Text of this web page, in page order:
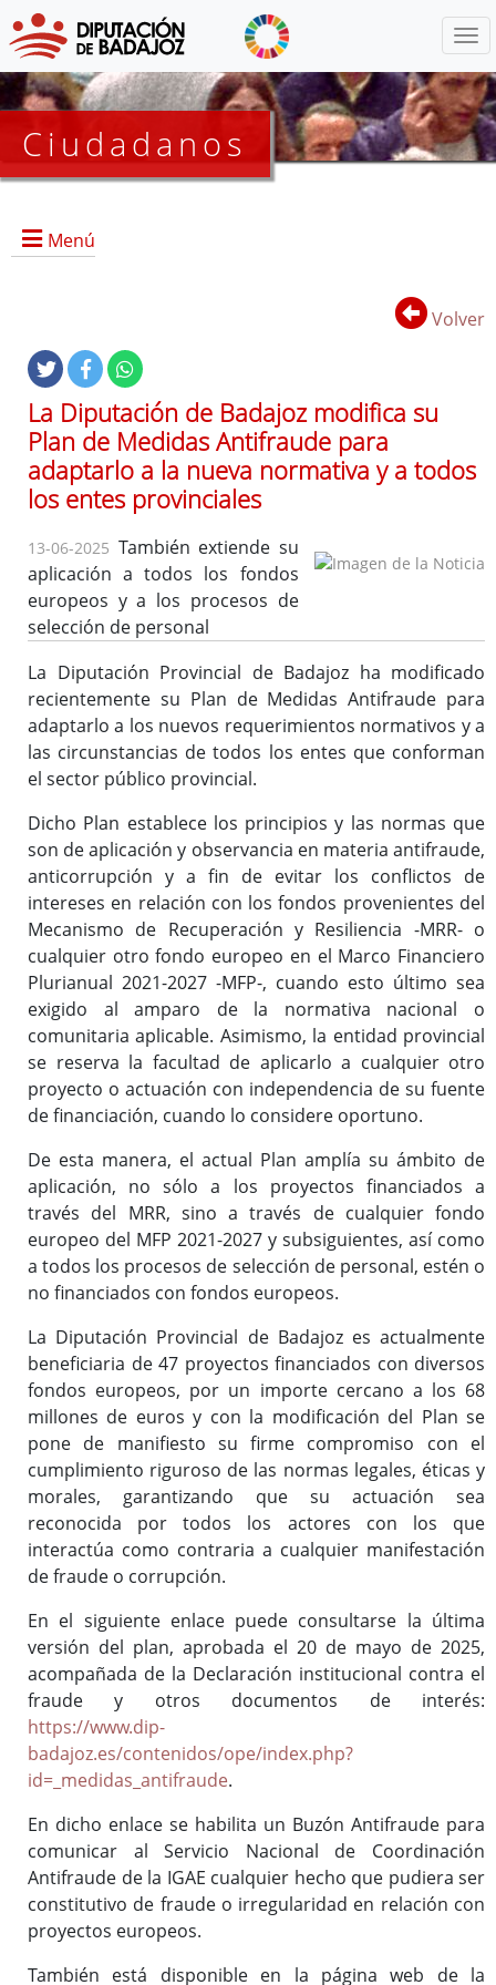
Ciudadanos
Menú
Proyectos Activos
Proyectos Finalizados
EDUSI
Importante
Instrucción para la tramitación de expedientes financiados
Medidas Antifraude
Jornadas
Áreas Urbanas Funcionales
Documentos
Volver
La Diputación de Badajoz modifica su
Plan de Medidas Antifraude para
adaptarlo a la nueva normativa y a todos
los entes provinciales
13-06-2025 También extiende su
aplicación a todos los fondos
europeos y a los procesos de
selección de personal
La Diputación Provincial de Badajoz ha modificado
recientemente su Plan de Medidas Antifraude para
adaptarlo a los nuevos requerimientos normativos y a
las circunstancias de todos los entes que conforman
el sector público provincial.
Dicho Plan establece los principios y las normas que
son de aplicación y observancia en materia antifraude,
anticorrupción y a fin de evitar los conflictos de
intereses en relación con los fondos provenientes del
Mecanismo de Recuperación y Resiliencia -MRR- o
cualquier otro fondo europeo en el Marco Financiero
Plurianual 2021-2027 -MFP-, cuando esto último sea
exigido al amparo de la normativa nacional o
comunitaria aplicable. Asimismo, la entidad provincial
se reserva la facultad de aplicarlo a cualquier otro
proyecto o actuación con independencia de su fuente
de financiación, cuando lo considere oportuno.
De esta manera, el actual Plan amplía su ámbito de
aplicación, no sólo a los proyectos financiados a
través del MRR, sino a través de cualquier fondo
europeo del MFP 2021-2027 y subsiguientes, así como
a todos los procesos de selección de personal, estén o
no financiados con fondos europeos.
La Diputación Provincial de Badajoz es actualmente
beneficiaria de 47 proyectos financiados con diversos
fondos europeos, por un importe cercano a los 68
millones de euros y con la modificación del Plan se
pone de manifiesto su firme compromiso con el
cumplimiento riguroso de las normas legales, éticas y
morales, garantizando que su actuación sea
reconocida por todos los actores con los que
interactúa como contraria a cualquier manifestación
de fraude o corrupción.
En el siguiente enlace puede consultarse la última
versión del plan, aprobada el 20 de mayo de 2025,
acompañada de la Declaración institucional contra el
fraude y otros documentos de interés:
https://www.dip-
badajoz.es/contenidos/ope/index.php?
id=_medidas_antifraude.
En dicho enlace se habilita un Buzón Antifraude para
comunicar al Servicio Nacional de Coordinación
Antifraude de la IGAE cualquier hecho que pudiera ser
constitutivo de fraude o irregularidad en relación con
proyectos europeos.
También está disponible en la página web de la